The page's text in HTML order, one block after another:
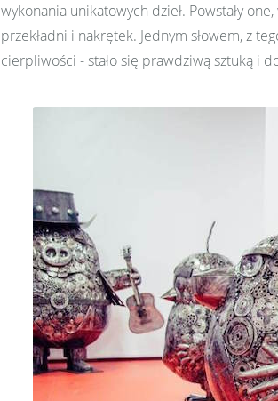
wykonania unikatowych dzieł. Powstały
przekładni i nakrętek. Jednym słowem, z
cierpliwości - stało się prawdziwą sztuką i